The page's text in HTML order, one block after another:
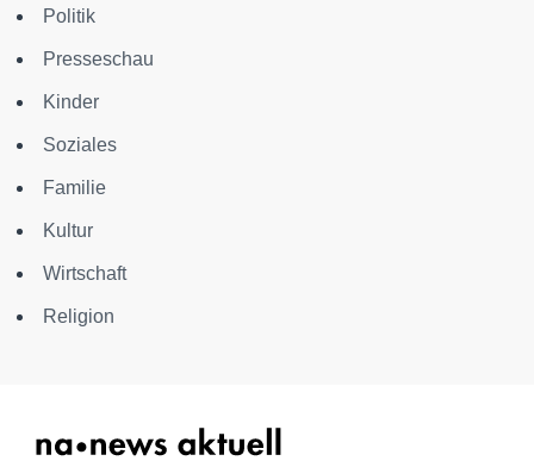
Politik
Presseschau
Kinder
Soziales
Familie
Kultur
Wirtschaft
Religion